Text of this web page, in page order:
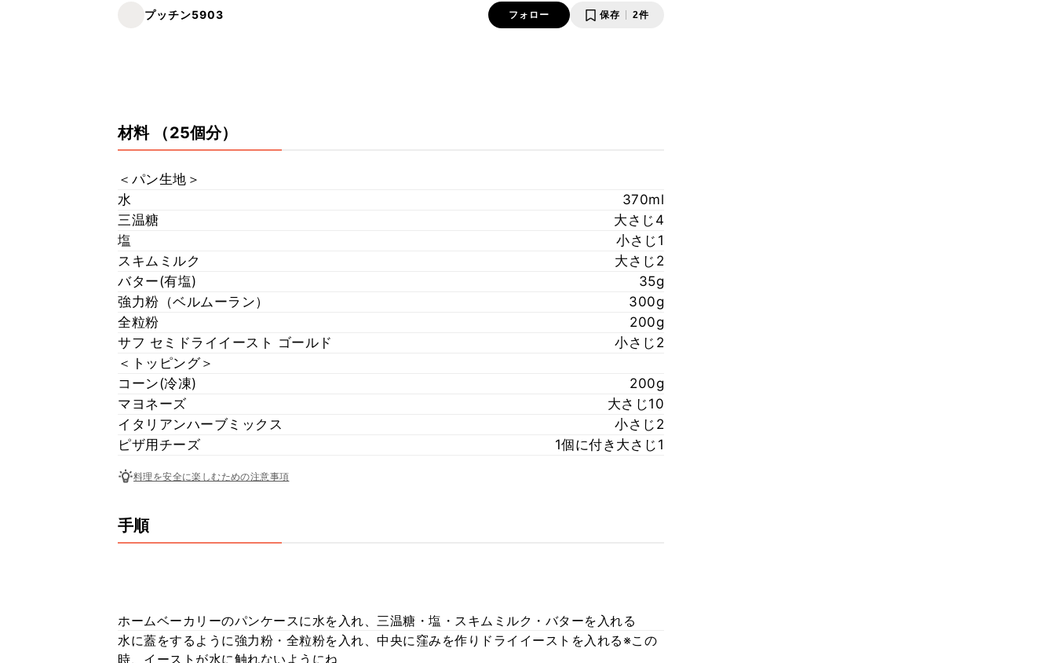
プッチン5903 フォロー 保存 2件
材料 （25個分）
＜パン生地＞
水
370ml
三温糖
大さじ4
塩
小さじ1
スキムミルク
大さじ2
バター(有塩)
35g
強力粉（ベルムーラン）
300g
全粒粉
200g
サフ セミドライイースト ゴールド
小さじ2
＜トッピング＞
コーン(冷凍)
200g
マヨネーズ
大さじ10
イタリアンハーブミックス
小さじ2
ピザ用チーズ
1個に付き大さじ1
料理を安全に楽しむための注意事項
手順
ホームベーカリーのパンケースに水を入れ、三温糖・塩・スキムミルク・バターを入れる
水に蓋をするように強力粉・全粒粉を入れ、中央に窪みを作りドライイーストを入れる※この
時、イーストが水に触れないようにね